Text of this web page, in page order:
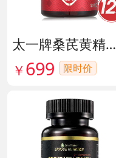
太一牌桑芪黄精胶囊 货号133159
￥ 699 限时价